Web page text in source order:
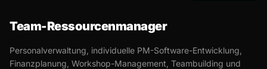
Team-Ressourcenmanager
Personalverwaltung, individuelle PM-Software-Entwicklung,
Finanzplanung, Workshop-Management, Teambuilding und